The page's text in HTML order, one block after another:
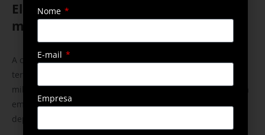
Eletrobras registra lucro de R$96
milhões
A companhia divulgou recentemente os resultados do
terceiro trimestre do ano. O lucro líquido foi de R$96
milhões; a receita bruta ficou em R$9 bilhões e Ebitda (sigla
em inglês para “Lucros antes de juros, impostos,
depreciação e amortização”) de R$1,9 bilhão
Nome
E-mail
Empresa